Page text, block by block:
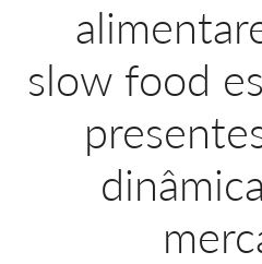
slow food